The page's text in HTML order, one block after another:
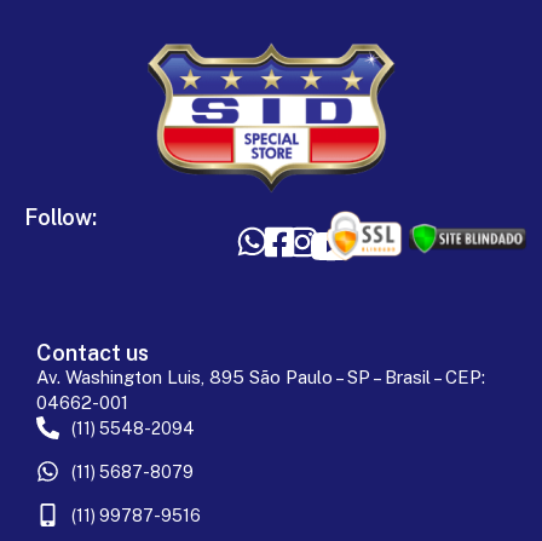
Follow:
Contact us
Av. Washington Luis, 895 São Paulo – SP – Brasil – CEP:
04662-001
(11) 5548-2094
(11) 5687-8079
(11) 99787-9516